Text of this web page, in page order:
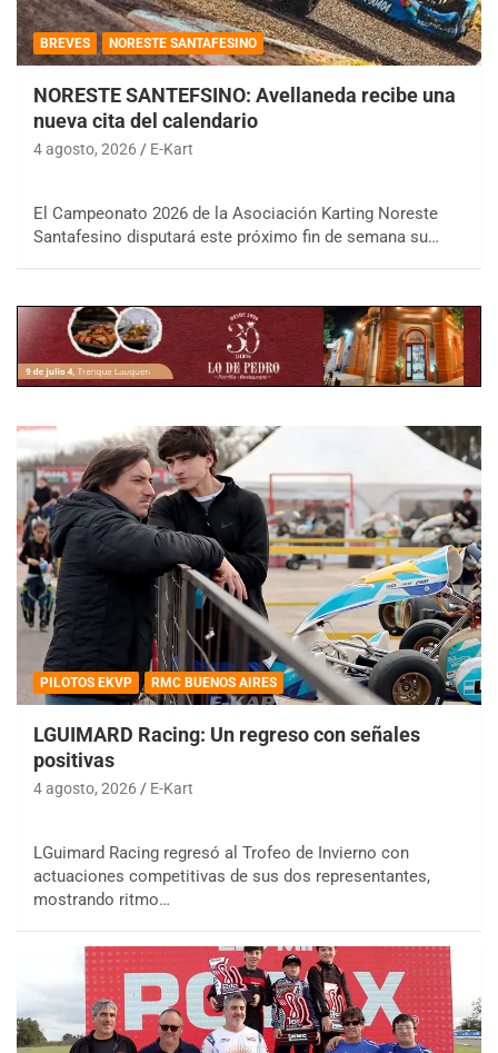
BREVES NORESTE SANTAFESINO
NORESTE SANTEFSINO: Avellaneda recibe una
nueva cita del calendario
4 agosto, 2026 E-Kart
El Campeonato 2026 de la Asociación Karting Noreste
Santafesino disputará este próximo fin de semana su…
PILOTOS EKVP RMC BUENOS AIRES
LGUIMARD Racing: Un regreso con señales
positivas
4 agosto, 2026 E-Kart
LGuimard Racing regresó al Trofeo de Invierno con
actuaciones competitivas de sus dos representantes,
mostrando ritmo…